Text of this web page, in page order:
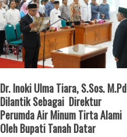
Dr. Inoki Ulma Tiara, S.Sos. M.Pd
Dilantik Sebagai Direktur
Perumda Air Minum Tirta Alami
Oleh Bupati Tanah Datar